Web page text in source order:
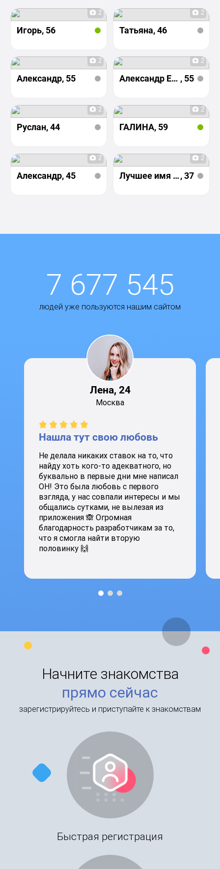
2
Игорь, 56
2
Татьяна, 46
2
Александр, 55
2
Александр Евко , 55
2
Руслан, 44
2
ГАЛИНА, 59
2
Александр, 45
2
Лучшее имя на свете, 37
7 677 545
людей уже пользуются нашим сайтом
Лена, 24
Москва
Нашла тут свою любовь
Не делала никаких ставок на то, что
найду хоть кого-то адекватного, но
буквально в первые дни мне написал
ОН! Это была любовь с первого
взгляда, у нас совпали интересы и мы
общались сутками, не вылезая из
приложения 🙈 Огромная
благодарность разработчикам за то,
что я смогла найти вторую
половинку 🙌
Начните знакомства
прямо сейчас
зарегистрируйтесь и приступайте к знакомствам
Быстрая регистрация